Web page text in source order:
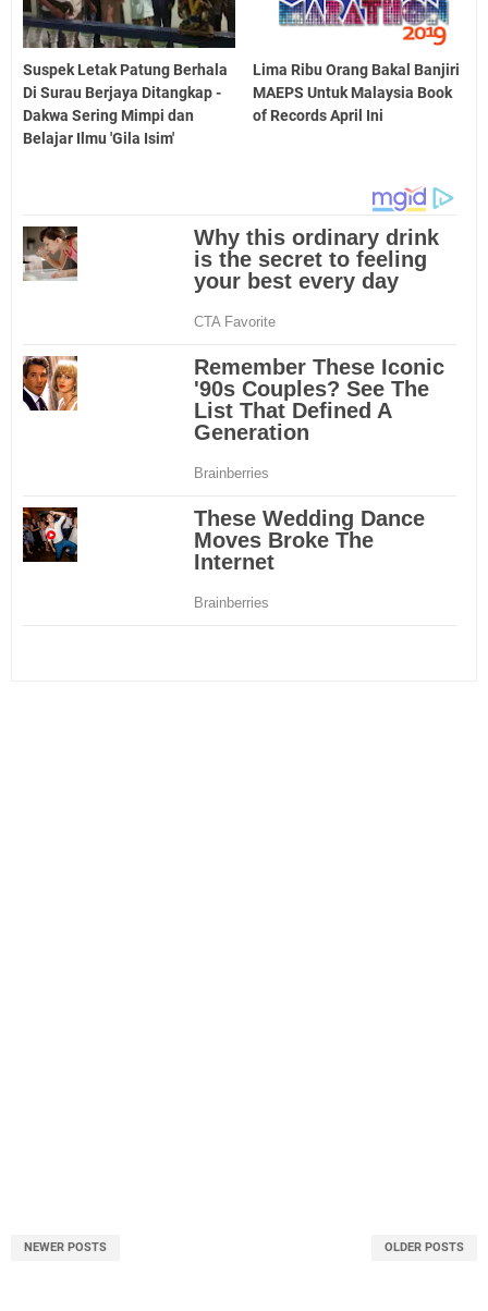
Suspek Letak Patung Berhala
Di Surau Berjaya Ditangkap -
Dakwa Sering Mimpi dan
Belajar Ilmu 'Gila Isim'
Lima Ribu Orang Bakal Banjiri
MAEPS Untuk Malaysia Book
of Records April Ini
NEWER POSTS OLDER POSTS